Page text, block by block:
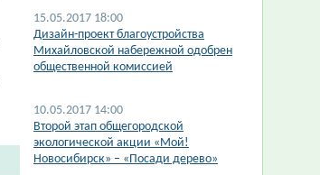
15.05.2017 18:00
Дизайн-проект благоустройства
Михайловской набережной одобрен
общественной комиссией
10.05.2017 14:00
Второй этап общегородской
экологической акции «Мой!
Новосибирск» – «Посади дерево»